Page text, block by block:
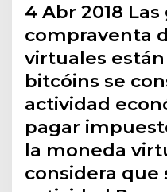
4 Abr 2018
compraventa
virtuales
bitcóins se
actividad
pagar
la moneda
considera que